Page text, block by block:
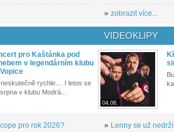
» zobrazit více...
pro Kaštánka pod
v legendárním klubu
rychle.... I letos se
v klubu Modrá...
pro rok 2026?
VIDEOKLIPY
04.08.
» Lenny se už